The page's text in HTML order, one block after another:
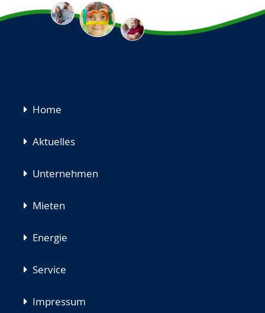
Navigation
Home
Aktuelles
Unternehmen
Mieten
Energie
Service
Impressum